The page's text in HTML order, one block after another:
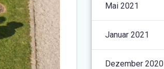
Mai 2021
Januar 2021
Dezember 2020